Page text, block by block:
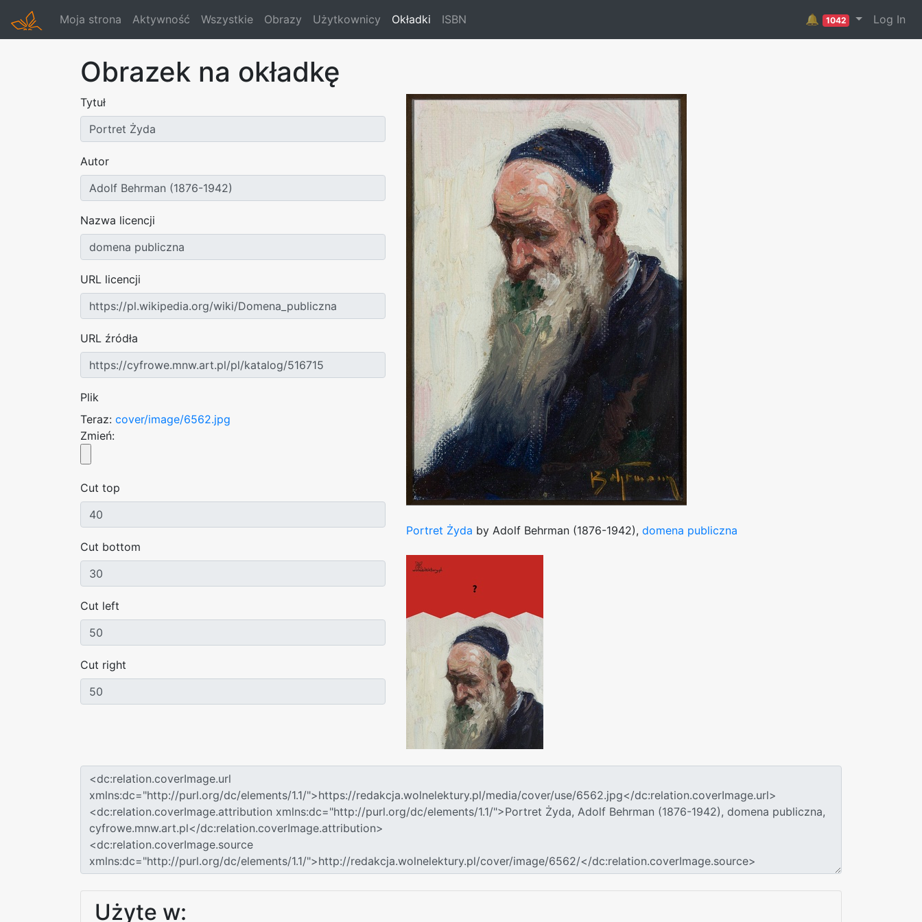
Moja strona Aktywność Wszystkie Obrazy Użytkownicy Okładki ISBN 🔔 1042 Log In
Obrazek na okładkę
Tytuł
Autor
Nazwa licencji
URL licencji
URL źródła
Plik
Teraz: cover/image/6562.jpg
Zmień:
Cut top
Cut bottom
Cut left
Cut right
Portret Żyda by Adolf Behrman (1876-1942), domena publiczna
Użyte w: